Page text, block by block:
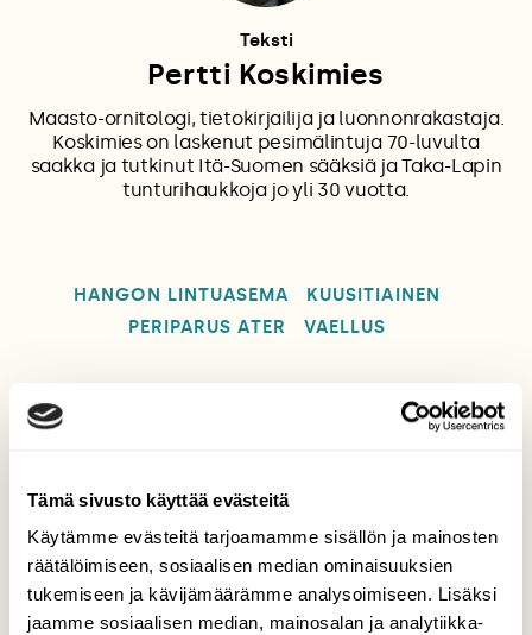
Tämä sivusto käyttää evästeitä
Käytämme evästeitä tarjoamamme sisällön ja mainosten
räätälöimiseen, sosiaalisen median ominaisuuksien
tukemiseen ja kävijämäärämme analysoimiseen. Lisäksi
jaamme sosiaalisen median, mainosalan ja analytiikka-
Teksti
Pertti Koskimies
Maasto-ornitologi, tietokirjailija ja luonnonrakastaja.
Koskimies on laskenut pesimälintuja 70-luvulta
saakka ja tutkinut Itä-Suomen sääksiä ja Taka-Lapin
tunturihaukkoja jo yli 30 vuotta.
HANGON LINTUASEMA
KUUSITIAINEN
PERIPARUS ATER
VAELLUS
Tue ajankohtaista ja asiantuntevaa
luonto- ja ympäristöjournalismia.
Tilaa Suomen Luonto ja tule mukaan
luonnonystävien joukkoon!